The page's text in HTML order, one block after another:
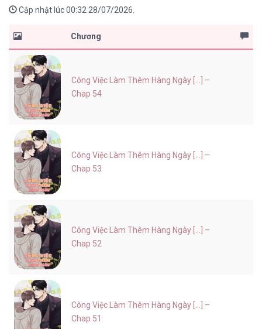
Cập nhật lúc 00:32 28/07/2026.
Chương
Công Việc Làm Thêm Hàng Ngày [...] –
Chap 54
Công Việc Làm Thêm Hàng Ngày [...] –
Chap 53
Công Việc Làm Thêm Hàng Ngày [...] –
Chap 52
Công Việc Làm Thêm Hàng Ngày [...] –
Chap 51